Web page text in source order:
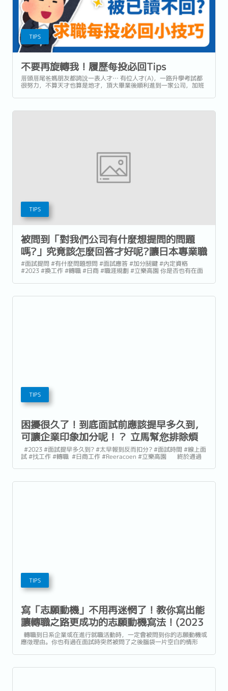
TIPS
不要再旋轉我！履歷每投必回Tips
厝頭厝尾爸媽朋友都誇說一表人才… 有位人才(A)，一路升學考試都
很努力，不算天才也算是地才，頂大畢業後順利進到一家公司，加班
茫茫大海中！...
TIPS
被問到「對我們公司有什麼想提問的問題
嗎?」究竟該怎麼回答才好呢?讓日本專業職
涯顧問教你如何成功提問問題！｜立樂高園
Reeracoen
#面試提問 #有什麼問題想問 #面試應答 #加分關鍵 #內定資格
#2023 #換工作 #轉職 #日商 #職涯規劃 #立樂高園 你是否也有在面
試進行的過程當中，相信這個問題一定讓不少求職者朋友感到煩
TIPS
困擾很久了！到底面試前應該提早多久到，
可讓企業印象加分呢！？ 立馬幫您排除煩
惱～恰當的時間是提升好印象的第一步！｜
立樂高園Reeracoen
#2023 #面試提早多久到? #太早報到反而扣分? #面試時間 #線上面
試 #找工作 #轉職 #日商工作 #Reeracoen #立樂高園 終於通過
許多求職者們都可能會遇到一些眉眉角角在細節流程上的疑問,...
TIPS
寫「志願動機」不用再迷惘了！教你寫出能
讓轉職之路更成功的志願動機寫法！(2023
年)｜立樂高園Reeracoen
轉職到日系企業或在進行就職活動時，一定會被問到你的志願動機或
應徵理由。你也有過在面試時突然被問了之後腦袋一片空白的情形
為大家解說製作志願動機，最為基本的3大重點。 ▼目次 1.對該工作